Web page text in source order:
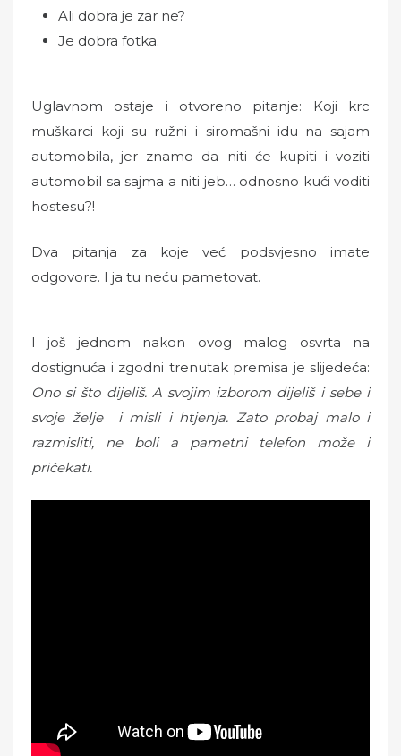
Ali dobra je zar ne?
Je dobra fotka.
Uglavnom ostaje i otvoreno pitanje: Koji krc
muškarci koji su ružni i siromašni idu na sajam
automobila, jer znamo da niti će kupiti i voziti
automobil sa sajma a niti jeb… odnosno kući voditi
hostesu?!
Dva pitanja za koje već podsvjesno imate
odgovore. I ja tu neću pametovat.
I još jednom nakon ovog malog osvrta na
dostignuća i zgodni trenutak premisa je slijedeća:
Ono si što dijeliš. A svojim izborom dijeliš i sebe i
svoje želje i misli i htjenja. Zato probaj malo i
razmisliti, ne boli a pametni telefon može i
pričekati.